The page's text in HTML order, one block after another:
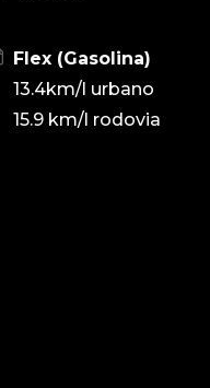
Flex (Gasolina)
13.4km/l urbano
15.9 km/l rodovia